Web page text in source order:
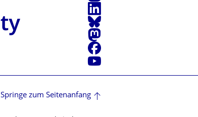
LinkedIn
Bluesky
Mastodon
Facebook
Youtube
Springe zum Seitenanfang